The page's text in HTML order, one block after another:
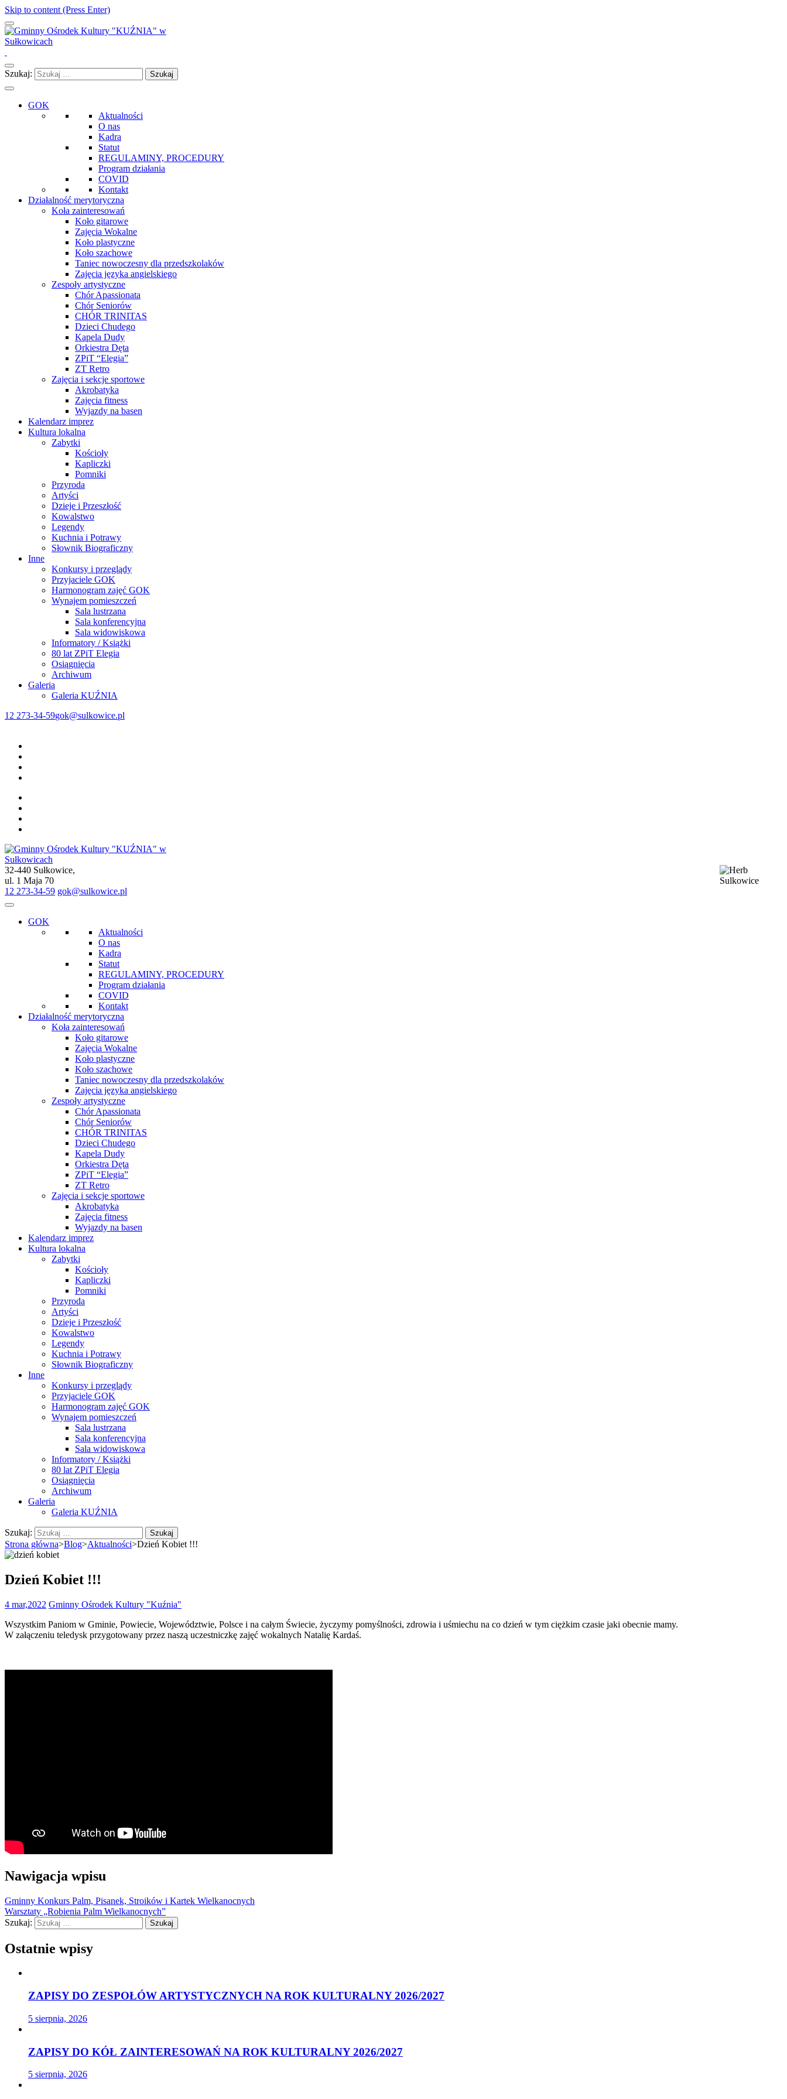
Skip to content (Press Enter)
Szukaj:
GOK
Aktualności
O nas
Kadra
Statut
REGULAMINY, PROCEDURY
Program działania
COVID
Kontakt
Działalność merytoryczna
Koła zainteresowań
Koło gitarowe
Zajęcia Wokalne
Koło plastyczne
Koło szachowe
Taniec nowoczesny dla przedszkolaków
Zajęcia języka angielskiego
Zespoły artystyczne
Chór Apassionata
Chór Seniorów
CHÓR TRINITAS
Dzieci Chudego
Kapela Dudy
Orkiestra Dęta
ZPiT “Elegia”
ZT Retro
Zajęcia i sekcje sportowe
Akrobatyka
Zajęcia fitness
Wyjazdy na basen
Kalendarz imprez
Kultura lokalna
Zabytki
Kościoły
Kapliczki
Pomniki
Przyroda
Artyści
Dzieje i Przeszłość
Kowalstwo
Legendy
Kuchnia i Potrawy
Słownik Biograficzny
Inne
Konkursy i przeglądy
Przyjaciele GOK
Harmonogram zajęć GOK
Wynajem pomieszczeń
Sala lustrzana
Sala konferencyjna
Sala widowiskowa
Informatory / Książki
80 lat ZPiT Elegia
Osiągnięcia
Archiwum
Galeria
Galeria KUŹNIA
12 273-34-59gok@sulkowice.pl
Gminny Ośrodek Kultury "KUŹNIA" w Sułkowicach
32-440 Sułkowice,
ul. 1 Maja 70
12 273-34-59 gok@sulkowice.pl
GOK
Aktualności
O nas
Kadra
Statut
REGULAMINY, PROCEDURY
Program działania
COVID
Kontakt
Działalność merytoryczna
Koła zainteresowań
Koło gitarowe
Zajęcia Wokalne
Koło plastyczne
Koło szachowe
Taniec nowoczesny dla przedszkolaków
Zajęcia języka angielskiego
Zespoły artystyczne
Chór Apassionata
Chór Seniorów
CHÓR TRINITAS
Dzieci Chudego
Kapela Dudy
Orkiestra Dęta
ZPiT “Elegia”
ZT Retro
Zajęcia i sekcje sportowe
Akrobatyka
Zajęcia fitness
Wyjazdy na basen
Kalendarz imprez
Kultura lokalna
Zabytki
Kościoły
Kapliczki
Pomniki
Przyroda
Artyści
Dzieje i Przeszłość
Kowalstwo
Legendy
Kuchnia i Potrawy
Słownik Biograficzny
Inne
Konkursy i przeglądy
Przyjaciele GOK
Harmonogram zajęć GOK
Wynajem pomieszczeń
Sala lustrzana
Sala konferencyjna
Sala widowiskowa
Informatory / Książki
80 lat ZPiT Elegia
Osiągnięcia
Archiwum
Galeria
Galeria KUŹNIA
Szukaj:
Strona główna>Blog>Aktualności>Dzień Kobiet !!!
Dzień Kobiet !!!
4 mar,2022 Gminny Ośrodek Kultury "Kuźnia"
Wszystkim Paniom w Gminie, Powiecie, Województwie, Polsce i na całym Świecie, życzymy pomyślności, zdrowia i uśmiechu na co dzień w tym ciężkim czasie jaki obecnie mamy.
W załączeniu teledysk przygotowany przez naszą uczestniczkę zajęć wokalnych Natalię Kardaś.
Nawigacja wpisu
Gminny Konkurs Palm, Pisanek, Stroików i Kartek Wielkanocnych
Warsztaty „Robienia Palm Wielkanocnych”
Szukaj:
Ostatnie wpisy
ZAPISY DO ZESPOŁÓW ARTYSTYCZNYCH NA ROK KULTURALNY 2026/2027
5 sierpnia, 2026
ZAPISY DO KÓŁ ZAINTERESOWAŃ NA ROK KULTURALNY 2026/2027
5 sierpnia, 2026